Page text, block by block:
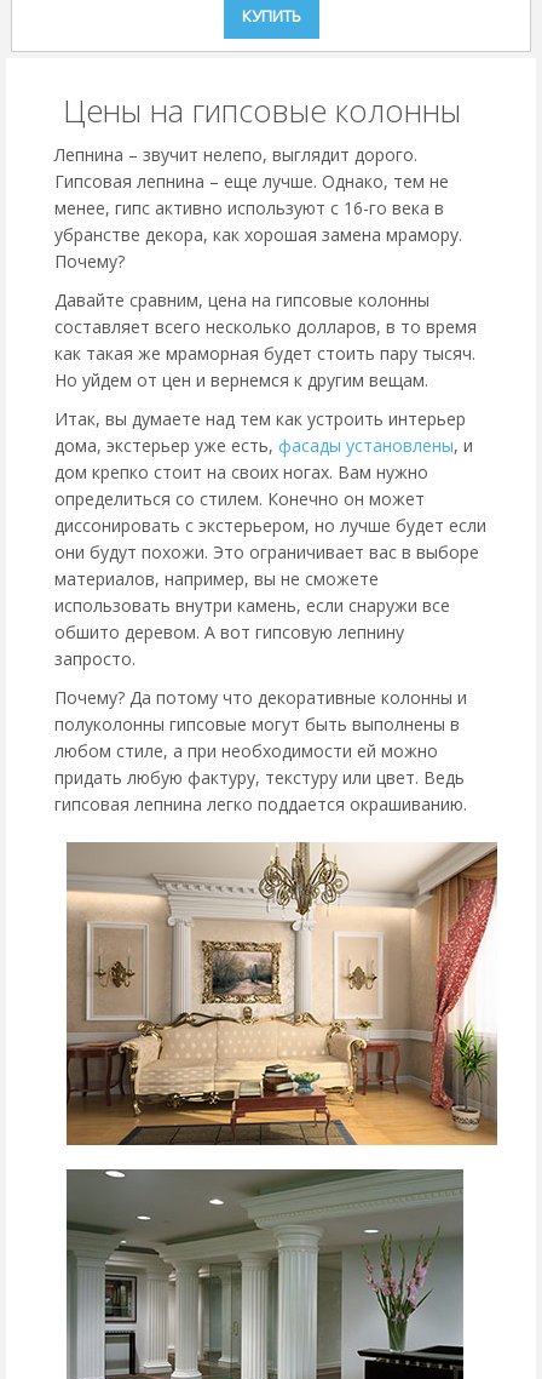
КУПИТЬ
Цены на гипсовые колонны
Лепнина – звучит нелепо, выглядит дорого.
Гипсовая лепнина – еще лучше. Однако, тем не
менее, гипс активно используют с 16-го века в
убранстве декора, как хорошая замена мрамору.
Почему?
Давайте сравним, цена на гипсовые колонны
составляет всего несколько долларов, в то время
как такая же мраморная будет стоить пару тысяч.
Но уйдем от цен и вернемся к другим вещам.
Итак, вы думаете над тем как устроить интерьер
дома, экстерьер уже есть, фасады установлены, и
дом крепко стоит на своих ногах. Вам нужно
определиться со стилем. Конечно он может
диссонировать с экстерьером, но лучше будет если
они будут похожи. Это ограничивает вас в выборе
материалов, например, вы не сможете
использовать внутри камень, если снаружи все
обшито деревом. А вот гипсовую лепнину
запросто.
Почему? Да потому что декоративные колонны и
полуколонны гипсовые могут быть выполнены в
любом стиле, а при необходимости ей можно
придать любую фактуру, текстуру или цвет. Ведь
гипсовая лепнина легко поддается окрашиванию.